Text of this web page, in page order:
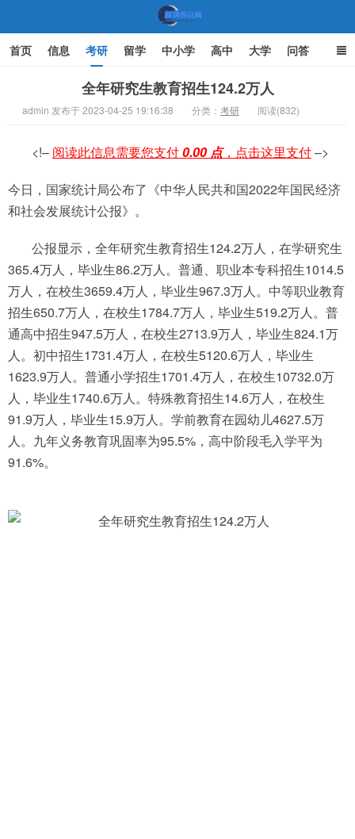
首页 信息 考研 留学 中小学 高中 大学 问答
家庭教育全年研究生教育招生124.2万人
admin 发布于 2023-04-25 19:16:38 分类： 考研 阅读(832)
<!– 阅读此信息需要您支付0.00 点，点击这里支付–>
今日，国家统计局公布了《中华人民共和国2022年国民经济
和社会发展统计公报》。
公报显示，全年研究生教育招生124.2万人，在学研究生
365.4万人，毕业生86.2万人。普通、职业本专科招生1014.5
万人，在校生3659.4万人，毕业生967.3万人。中等职业教育
招生650.7万人，在校生1784.7万人，毕业生519.2万人。普
通高中招生947.5万人，在校生2713.9万人，毕业生824.1万
人。初中招生1731.4万人，在校生5120.6万人，毕业生
1623.9万人。普通小学招生1701.4万人，在校生10732.0万
人，毕业生1740.6万人。特殊教育招生14.6万人，在校生
91.9万人，毕业生15.9万人。学前教育在园幼儿4627.5万
人。九年义务教育巩固率为95.5%，高中阶段毛入学平为
91.6%。